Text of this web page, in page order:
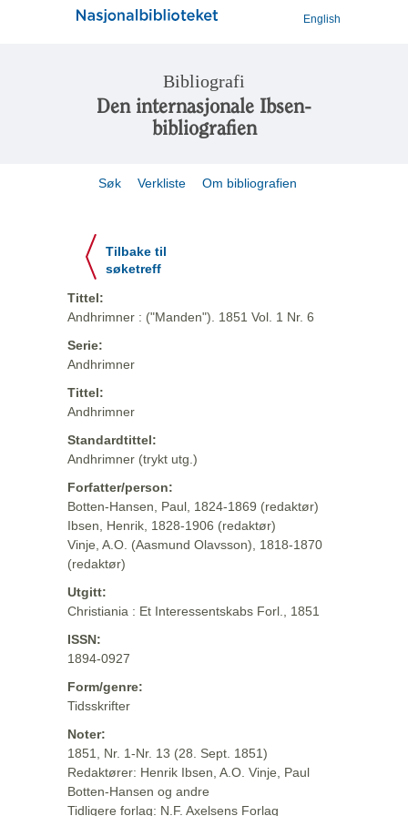
English
Bibliografi
Den internasjonale Ibsen-
bibliografien
Søk Verkliste Om bibliografien
Tilbake til
søketreff
Tittel:
Andhrimner : ("Manden"). 1851 Vol. 1 Nr. 6
Serie:
Andhrimner
Tittel:
Andhrimner
Standardtittel:
Andhrimner (trykt utg.)
Forfatter/person:
Botten-Hansen, Paul, 1824-1869 (redaktør)
Ibsen, Henrik, 1828-1906 (redaktør)
Vinje, A.O. (Aasmund Olavsson), 1818-1870
(redaktør)
Utgitt:
Christiania : Et Interessentskabs Forl., 1851
ISSN:
1894-0927
Form/genre:
Tidsskrifter
Noter:
1851, Nr. 1-Nr. 13 (28. Sept. 1851)
Redaktører: Henrik Ibsen, A.O. Vinje, Paul
Botten-Hansen og andre
Tidligere forlag: N.F. Axelsens Forlag